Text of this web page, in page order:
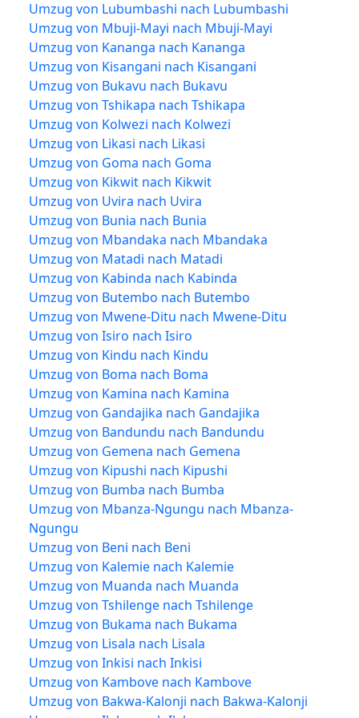
Umzug von Lubumbashi nach Lubumbashi
Umzug von Mbuji-Mayi nach Mbuji-Mayi
Umzug von Kananga nach Kananga
Umzug von Kisangani nach Kisangani
Umzug von Bukavu nach Bukavu
Umzug von Tshikapa nach Tshikapa
Umzug von Kolwezi nach Kolwezi
Umzug von Likasi nach Likasi
Umzug von Goma nach Goma
Umzug von Kikwit nach Kikwit
Umzug von Uvira nach Uvira
Umzug von Bunia nach Bunia
Umzug von Mbandaka nach Mbandaka
Umzug von Matadi nach Matadi
Umzug von Kabinda nach Kabinda
Umzug von Butembo nach Butembo
Umzug von Mwene-Ditu nach Mwene-Ditu
Umzug von Isiro nach Isiro
Umzug von Kindu nach Kindu
Umzug von Boma nach Boma
Umzug von Kamina nach Kamina
Umzug von Gandajika nach Gandajika
Umzug von Bandundu nach Bandundu
Umzug von Gemena nach Gemena
Umzug von Kipushi nach Kipushi
Umzug von Bumba nach Bumba
Umzug von Mbanza-Ngungu nach Mbanza-
Ngungu
Umzug von Beni nach Beni
Umzug von Kalemie nach Kalemie
Umzug von Muanda nach Muanda
Umzug von Tshilenge nach Tshilenge
Umzug von Bukama nach Bukama
Umzug von Lisala nach Lisala
Umzug von Inkisi nach Inkisi
Umzug von Kambove nach Kambove
Umzug von Bakwa-Kalonji nach Bakwa-Kalonji